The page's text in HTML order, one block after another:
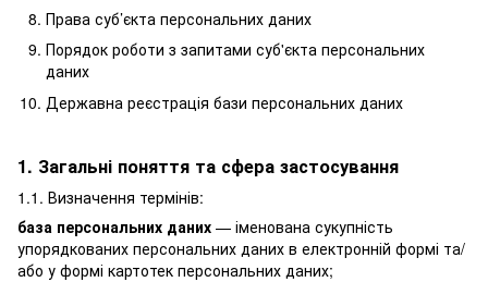
Права суб’єкта персональних даних
Порядок роботи з запитами суб'єкта персональних
даних
Державна реєстрація бази персональних даних
1. Загальні поняття та сфера застосування
1.1. Визначення термінів:
база персональних даних — іменована сукупність
упорядкованих персональних даних в електронній формі та/
або у формі картотек персональних даних;